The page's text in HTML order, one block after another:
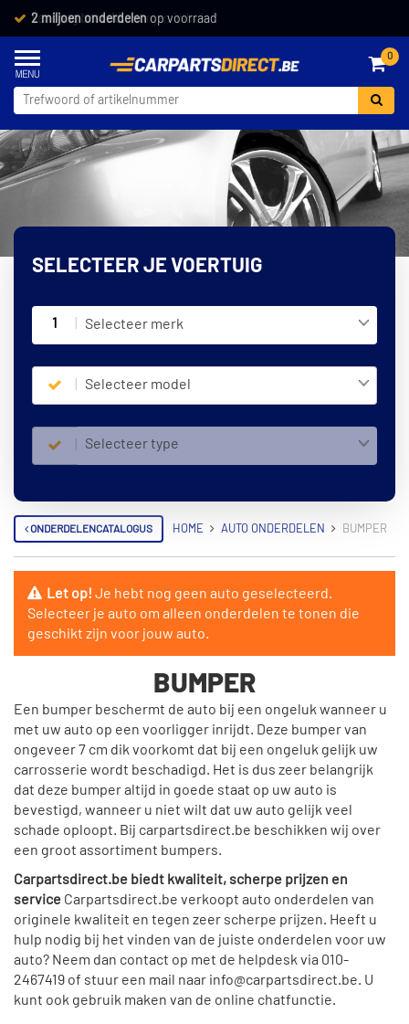
Vandaag besteld, morgen in huis *
0
SELECTEER JE VOERTUIG
1 Selecteer merk
Selecteer model
Selecteer type
ONDERDELENCATALOGUS HOME AUTO ONDERDELEN BUMPER
Let op!Je hebt nog geen auto geselecteerd.
Selecteer je auto om alleen onderdelen te tonen die
geschikt zijn voor jouw auto.
BUMPER
Een bumper beschermt de auto bij een ongeluk wanneer u
met uw auto op een voorligger inrijdt. Deze bumper van
ongeveer 7 cm dik voorkomt dat bij een ongeluk gelijk uw
carrosserie wordt beschadigd. Het is dus zeer belangrijk
dat deze bumper altijd in goede staat op uw auto is
bevestigd, wanneer u niet wilt dat uw auto gelijk veel
schade oploopt. Bij carpartsdirect.be beschikken wij over
een groot assortiment bumpers.
Carpartsdirect.be biedt kwaliteit, scherpe prijzen en
service Carpartsdirect.be verkoopt auto onderdelen van
originele kwaliteit en tegen zeer scherpe prijzen. Heeft u
hulp nodig bij het vinden van de juiste onderdelen voor uw
auto? Neem dan contact op met de helpdesk via 010-
2467419 of stuur een mail naar info@carpartsdirect.be. U
kunt ook gebruik maken van de online chatfunctie.